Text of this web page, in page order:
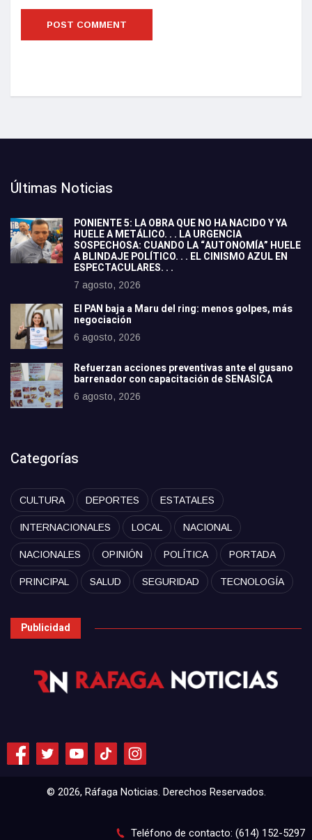
Últimas Noticias
PONIENTE 5: LA OBRA QUE NO HA NACIDO Y YA
HUELE A METÁLICO. . . LA URGENCIA
SOSPECHOSA: CUANDO LA “AUTONOMÍA” HUELE
A BLINDAJE POLÍTICO. . . EL CINISMO AZUL EN
ESPECTACULARES. . .
7 agosto, 2026
El PAN baja a Maru del ring: menos golpes, más
negociación
6 agosto, 2026
Refuerzan acciones preventivas ante el gusano
barrenador con capacitación de SENASICA
6 agosto, 2026
Categorías
CULTURA DEPORTES ESTATALES
INTERNACIONALES LOCAL NACIONAL
NACIONALES OPINIÓN POLÍTICA PORTADA
PRINCIPAL SALUD SEGURIDAD TECNOLOGÍA
Publicidad
© 2026, Ráfaga Noticias. Derechos Reservados.
Teléfono de contacto: (614) 152-5297